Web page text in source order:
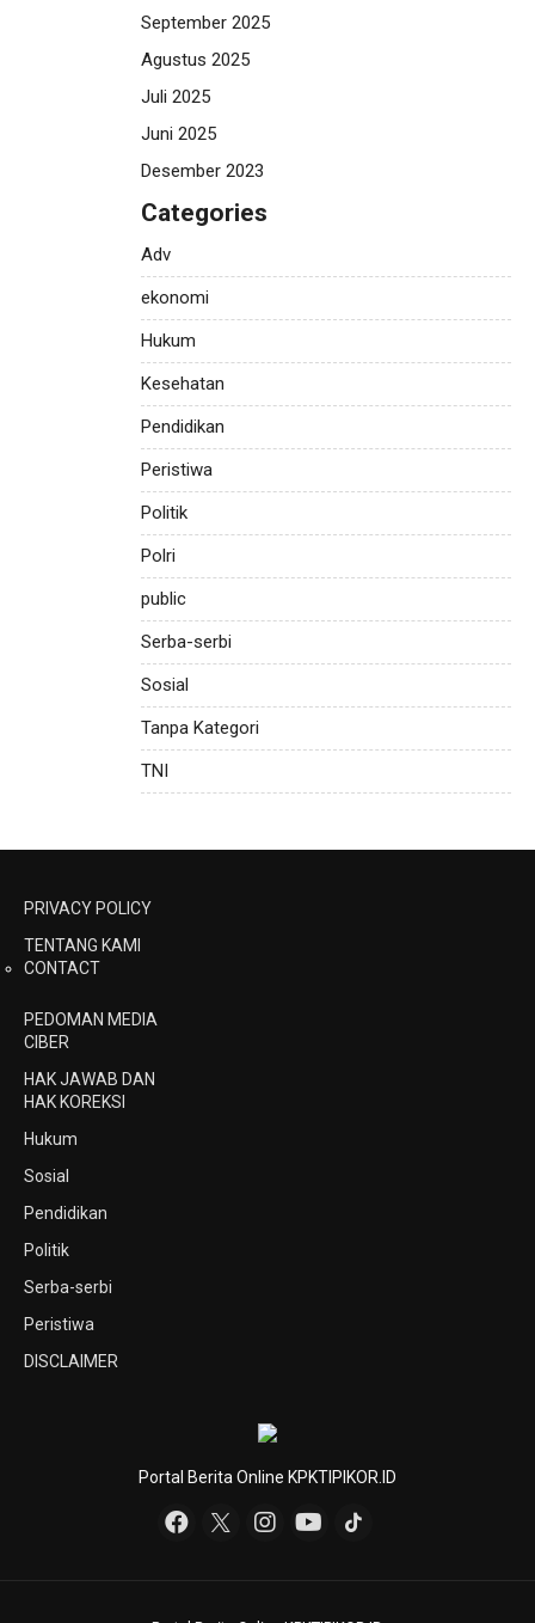
September 2025
Agustus 2025
Juli 2025
Juni 2025
Desember 2023
Categories
Adv
ekonomi
Hukum
Kesehatan
Pendidikan
Peristiwa
Politik
Polri
public
Serba-serbi
Sosial
Tanpa Kategori
TNI
PRIVACY POLICY
TENTANG KAMI
CONTACT
PEDOMAN MEDIA
CIBER
HAK JAWAB DAN
HAK KOREKSI
Hukum
Sosial
Pendidikan
Politik
Serba-serbi
Peristiwa
DISCLAIMER
Portal Berita Online KPKTIPIKOR.ID